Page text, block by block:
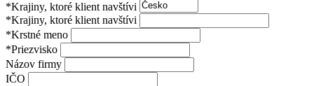
*Krajiny, ktoré klient navštívi
*Krajiny, ktoré klient navštívi
*Krstné meno
*Priezvisko
Názov firmy
IČO